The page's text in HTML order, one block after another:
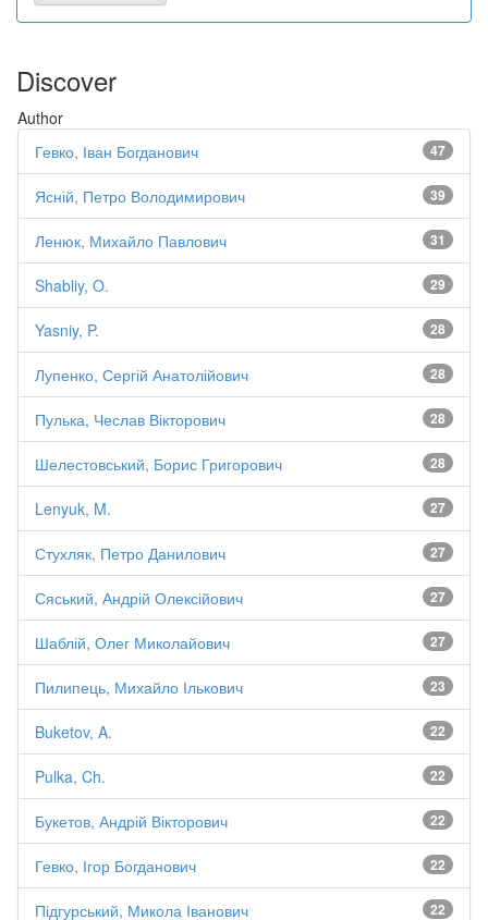
Discover
Author
47
Гевко, Іван Богданович
39
Ясній, Петро Володимирович
31
Ленюк, Михайло Павлович
29
Shabliy, O.
28
Yasniy, P.
28
Лупенко, Сергій Анатолійович
28
Пулька, Чеслав Вікторович
28
Шелестовський, Борис Григорович
27
Lenyuk, M.
27
Стухляк, Петро Данилович
27
Сяський, Андрій Олексійович
27
Шаблій, Олег Миколайович
23
Пилипець, Михайло Ількович
22
Buketov, A.
22
Pulka, Ch.
22
Букетов, Андрій Вікторович
22
Гевко, Ігор Богданович
22
Підгурський, Микола Іванович